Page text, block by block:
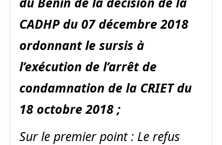
CADHP du 07 décembre 2018
ordonnant le sursis à
l’exécution de l’arrêt de
condamnation de la CRIET du
18 octobre 2018 ;
Sur le premier point : Le refus